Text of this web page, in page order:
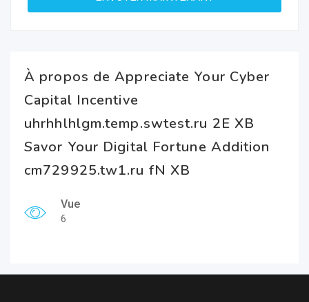
À propos de Appreciate Your Cyber
Capital Incentive
uhrhhlhlgm.temp.swtest.ru 2E XB
Savor Your Digital Fortune Addition
cm729925.tw1.ru fN XB
Vue
6